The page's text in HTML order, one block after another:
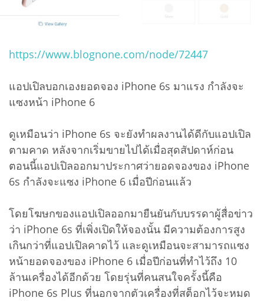
https://www.blognone.com/node/72447
แอปเปิลบอกเองยอดจอง iPhone 6s มาแรง กำลังจะ
แซงหน้า iPhone 6
ดูเหมือนว่า iPhone 6s จะยังทำผลงานได้ดีกับแอปเปิล
ตามคาด หลังจากเริ่มขายไปได้เมื่อสุดสัปดาห์ก่อน
ตอนนี้แอปเปิลออกมาประกาศว่ายอดจองของ iPhone
6s กำลังจะแซง iPhone 6 เมื่อปีก่อนแล้ว
โดยโฆษกของแอปเปิลออกมายืนยันกับบรรดาผู้สื่อข่าว
ว่า iPhone 6s ที่เพิ่งเปิดให้จองนั้น มีความต้องการสูง
เกินกว่าที่แอปเปิลคาดไว้ และดูเหมือนจะสามารถแซง
หน้ายอดจองของ iPhone 6 เมื่อปีก่อนที่ทำไว้ถึง 10
ล้านเครื่องได้อีกด้วย โดยรุ่นที่คนสนใจครั้งนี้คือ
iPhone 6s Plus ที่นอกจากตัวเครื่องที่สต็อกไว้จะหมด